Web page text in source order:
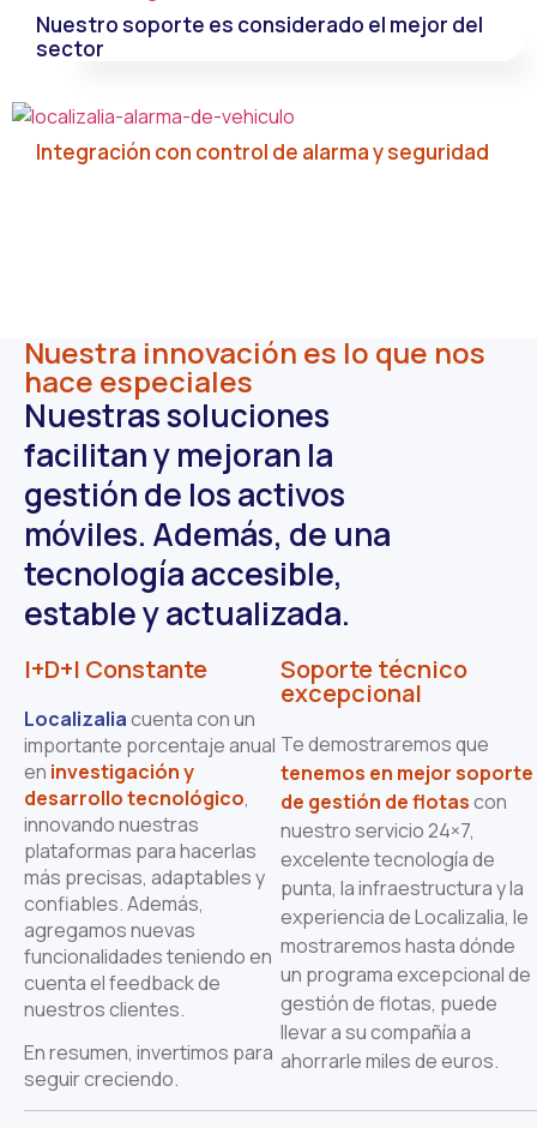
Nuestro soporte es considerado el mejor del
sector
Integración con control de alarma y seguridad
Nuestra innovación es lo que nos
hace especiales
Nuestras soluciones
facilitan y mejoran la
gestión de los activos
móviles. Además, de una
tecnología accesible,
estable y actualizada.
I+D+I Constante
Localizaliacuenta con un
importante porcentaje anual
en investigación y
desarrollo tecnológico,
innovando nuestras
plataformas para hacerlas
más precisas, adaptables y
confiables. Además,
agregamos nuevas
funcionalidades teniendo en
cuenta el feedback de
nuestros clientes.
En resumen, invertimos para
seguir creciendo.
Soporte técnico
excepcional
Te demostraremos que
tenemos en mejorsoporte
de gestión de flotascon
nuestro servicio 24×7,
excelente tecnología de
punta, la infraestructura y la
experiencia de Localizalia, le
mostraremos hasta dónde
un programa excepcional de
gestión de flotas, puede
llevar a su compañía a
ahorrarle miles de euros.